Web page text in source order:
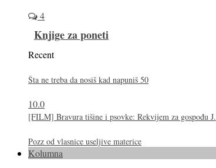
4
Knjige za poneti
Recent
Šta ne treba da nosiš kad napuniš 50
10.0
[FILM] Bravura tišine i psovke: Rekvijem za gospođu J.
Pozz od vlasnice useljive materice
Kolumna